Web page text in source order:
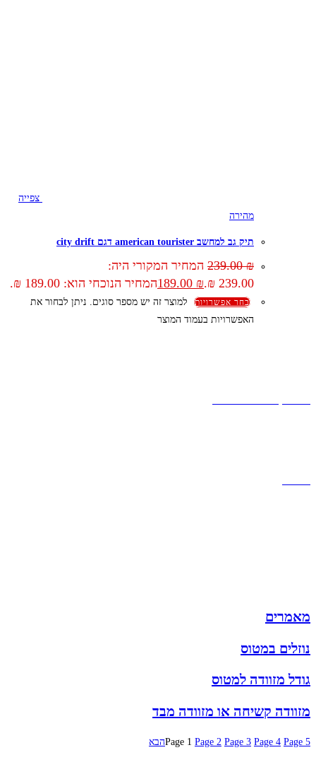
צפייה
מהירה
תיק גב למחשב american tourister דגם city drift
239.00₪
המחיר המקורי היה:
239.00 ₪.
189.00 ₪ המחיר הנוכחי הוא: 189.00 ₪.
בחר אפשרויות
למוצר זה יש מספר סוגים. ניתן לבחור את
האפשרויות בעמוד המוצר
מאמרים
נוזלים במטוס
גודל מזוודה למטוס
מזוודה קשיחה או מזוודה מבד
Page 1 Page 2 Page 3 Page 4 Page 5 הבא